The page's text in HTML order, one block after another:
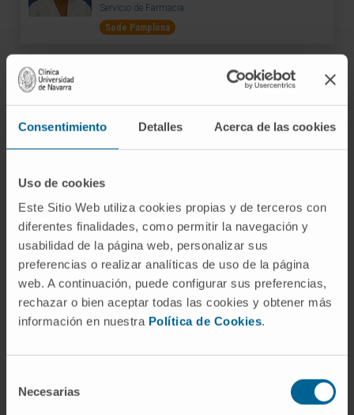
Consentimiento Detalles Acerca de las cookies
Uso de cookies
Este Sitio Web utiliza cookies propias y de terceros con
diferentes finalidades, como permitir la navegación y
usabilidad de la página web, personalizar sus
preferencias o realizar analíticas de uso de la página
web. A continuación, puede configurar sus preferencias,
rechazar o bien aceptar todas las cookies y obtener más
información en nuestra Política de Cookies.
Necesarias
Servicio de Farmacia
Sede Pamplona
Dra. Mª Ángeles García del Barrio
Responsable
Servicio de Farmacia
Ver Curriculum
Especialista
Servicio de Farmacia
Sede Pamplona
Dra. Azucena Aldaz Pastor
Ver Curriculum
Servicio de Farmacia